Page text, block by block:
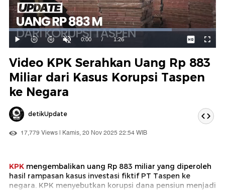
Mainkan
Suara
Hidup
Waktu
ini
0:00 / Durasi
1:26
Dimuat:
78.74%
Video KPK Serahkan Uang Rp 883
Miliar dari Kasus Korupsi Taspen
ke Negara
detikUpdate
17,779 Views | Kamis, 20 Nov 2025 22:54 WIB
KPK mengembalikan uang Rp 883 miliar yang diperoleh
hasil rampasan kasus investasi fiktif PT Taspen ke
negara. KPK menyebutkan korupsi dana pensiun menjadi